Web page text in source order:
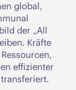
global,
der „All
Kräfte
effizienter